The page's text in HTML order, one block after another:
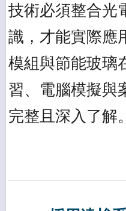
技術必須整合光
識，才能實際應
模組與節能玻璃
習、電腦模擬與
完整且深入了解。